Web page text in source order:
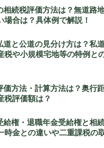
続税評価方法は？無道路
合は？具体例で解説！
と公道の見分け方は？私
や小規模宅地等の特例と
方法・計算方法は？奥行
税評価額は？
権・退職年金受給権と相
時金との違いや二重課税の